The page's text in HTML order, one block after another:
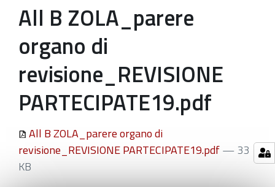
All B ZOLA_parere
organo di
revisione_REVISIONE
PARTECIPATE19.pdf
All B ZOLA_parere organo di
revisione_REVISIONE PARTECIPATE19.pdf— 33
KB